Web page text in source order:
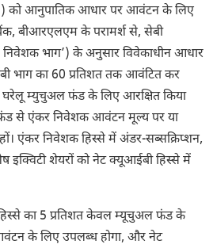
को आनुपातिक आधार पर आवंटन के लिए
बीआरएलएम के परामर्श से, सेबी
भाग’) के अनुसार विवेकाधीन आधार
भाग का 60 प्रतिशत तक आवंटित कर
म्युचुअल फंड के लिए आरक्षित किया
से एंकर निवेशक आवंटन मूल्य पर या
एंकर निवेशक हिस्से में अंडर-सब्सक्रिप्शन,
इक्विटी शेयरों को नेट क्यूआईबी हिस्से में
का 5 प्रतिशत केवल म्यूचुअल फंड के
के लिए उपलब्ध होगा, और नेट